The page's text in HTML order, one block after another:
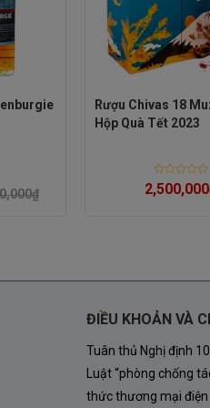
vani, mật ong, gừng và
mượt mà, với dư vị khói nhẹ,
₫
Rượu Chivas 18
Hộp Quà Tết 2023
Rated
0
2,500,000
ĐIỀU KHOẢN VÀ
Tuân thủ Nghị định
Luật “phòng chống
thức thương mại điện